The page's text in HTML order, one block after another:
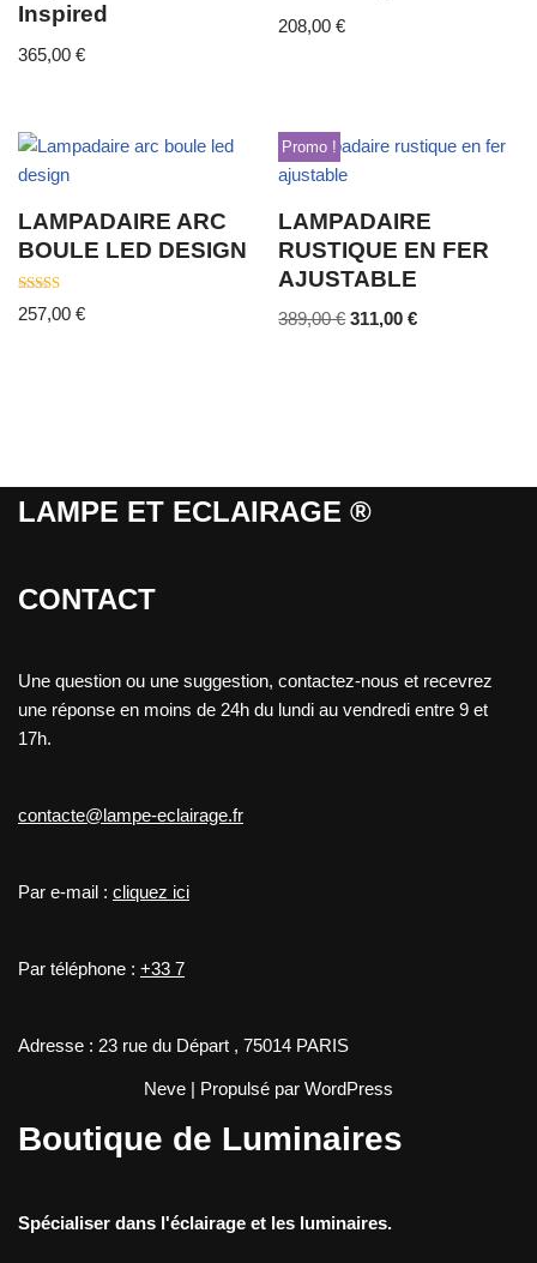
Inspired
365,00 €
208,00€
LAMPADAIRE ARC
BOULE LED DESIGN
Note
4.50
257,00 €
Promo !
LAMPADAIRE
RUSTIQUE EN FER
AJUSTABLE
389,00€ 311,00€
LAMPE ET ECLAIRAGE ®
CONTACT
Une question ou une suggestion, contactez-nous et recevrez
une réponse en moins de 24h du lundi au vendredi entre 9 et
17h.
contacte@lampe-eclairage.fr
Par e-mail : cliquez ici
Par téléphone : +33 7
Adresse : 23 rue du Départ , 75014 PARIS
Neve | Propulsé par WordPress
Boutique de Luminaires
Spécialiser dans l'éclairage et les luminaires.